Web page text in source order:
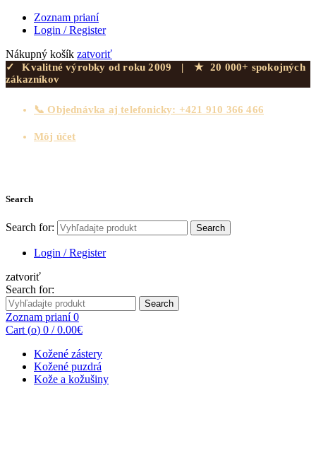
Zoznam prianí
Login / Register
Nákupný košík zatvoriť
✓ Kvalitné výrobky od roku 2009 | ★
20 000+ spokojných
zákazníkov
📞 Objednávka aj telefonicky: +421 910 366 466
Môj účet
Search
Search for: Search
Login / Register
zatvoriť
Search for:
Search
Zoznam prianí0
Cart (o) 0 / 0.00€
Kožené zástery
Kožené puzdrá
Kože a kožušiny